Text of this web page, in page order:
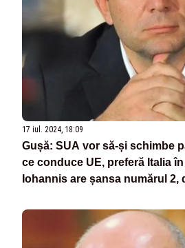
17 iul. 2024, 18:09
Gușă: SUA vor să-și schimbe
ce conduce UE, preferă Italia
Iohannis are șansa numărul 2,